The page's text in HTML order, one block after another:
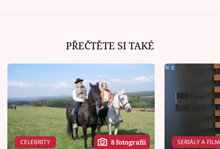
PŘEČTĚTE SI TAKÉ
CELEBRITY 8 fotografií SERIÁLY A